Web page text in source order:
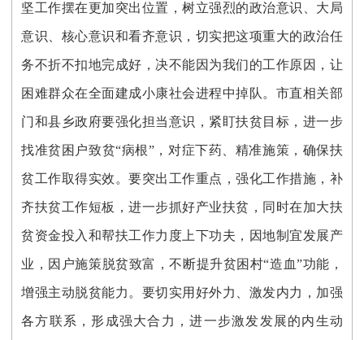
坚工作摆在更加突出位置，树立强烈的政治意识、大局
意识、核心意识和看齐意识，切实把这项重大的政治任
务不折不扣地完成好，决不能因为我们的工作原因，让
困难群众在全面建成小康社会进程中掉队。市直相关部
门和县乡政府要强化担当意识，紧盯扶贫目标，进一步
找准贫困户致贫“病根”，对症下药、精准施策，确保扶
贫工作取得实效。要突出工作重点，强化工作措施，补
齐扶贫工作短板，进一步抓好产业扶贫，同时在加大扶
贫资金投入和帮扶工作力度上下功夫，因地制宜发展产
业，因户施策脱贫致富，不断提升贫困村“造血”功能，
增强主动脱贫能力。要切实用好外力、激发内力，加强
各方联系，形成强大合力，进一步激发发展的内生动